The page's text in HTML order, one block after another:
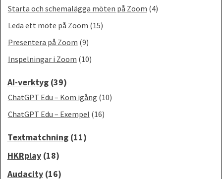
Starta och schemalägga möten på Zoom (4)
Leda ett möte på Zoom (15)
Presentera på Zoom (9)
Inspelningar i Zoom (10)
AI-verktyg(39)
ChatGPT Edu – Kom igång (10)
ChatGPT Edu – Exempel (16)
Textmatchning(11)
HKRplay(18)
Audacity(16)